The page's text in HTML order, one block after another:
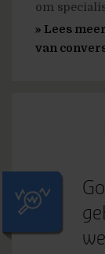
om
» Lees
van